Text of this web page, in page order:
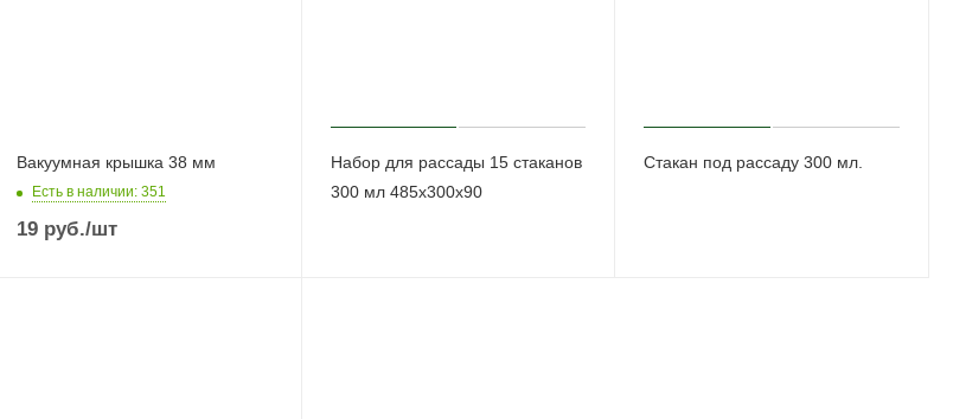
Вакуумная крышка 38 мм
Есть в наличии: 351
19руб./шт
Набор для рассады 15 стаканов
300 мл 485х300х90
Стакан под рассаду 300 мл.